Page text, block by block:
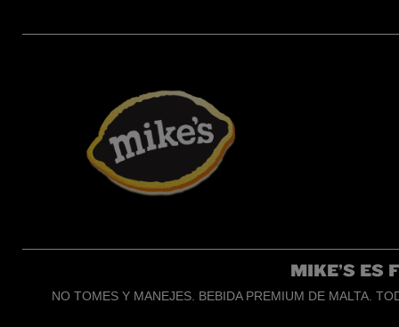
MIKE’S ES
NO TOMES Y MANEJES. BEBIDA PREMIUM DE MALTA.